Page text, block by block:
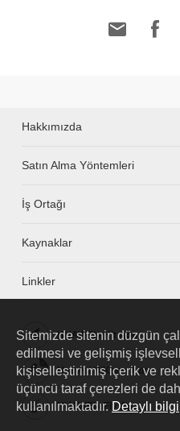
Hakkımızda
Satın Alma Yöntemleri
İş Ortağı
Kaynaklar
Linkler
HUAWEI eKit App
Huawei HiKnow App
HUAWEI eFly App
Sitemizde sitenin düzgün
edilmesi ve gelişmiş
kişiselleştirilmiş içerik ve
üçüncü taraf çerezleri de
kullanılmaktadır. Detaylı bilgi